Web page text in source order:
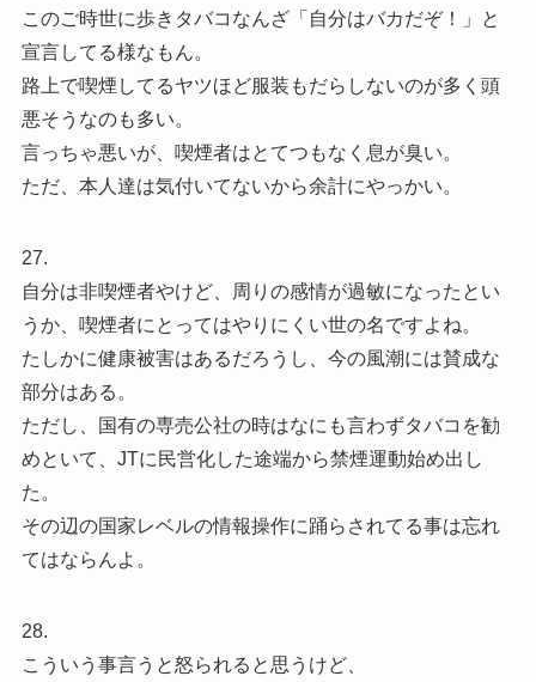
このご時世に歩きタバコなんざ「自分はバカだぞ！」と
宣言してる様なもん。
路上で喫煙してるヤツほど服装もだらしないのが多く頭
悪そうなのも多い。
言っちゃ悪いが、喫煙者はとてつもなく息が臭い。
ただ、本人達は気付いてないから余計にやっかい。
27.
自分は非喫煙者やけど、周りの感情が過敏になったとい
うか、喫煙者にとってはやりにくい世の名ですよね。
たしかに健康被害はあるだろうし、今の風潮には賛成な
部分はある。
ただし、国有の専売公社の時はなにも言わずタバコを勧
めといて、JTに民営化した途端から禁煙運動始め出し
た。
その辺の国家レベルの情報操作に踊らされてる事は忘れ
てはならんよ。
28.
こういう事言うと怒られると思うけど、